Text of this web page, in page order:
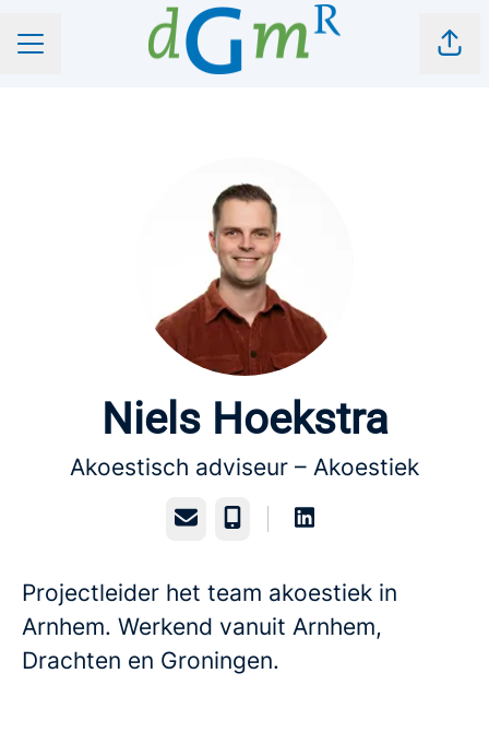
CARRIÈREMENU
Niels Hoekstra
Akoestisch adviseur – Akoestiek
E-mailadresTelefoonnummer
Projectleider het team akoestiek in
Arnhem. Werkend vanuit Arnhem,
Drachten en Groningen.